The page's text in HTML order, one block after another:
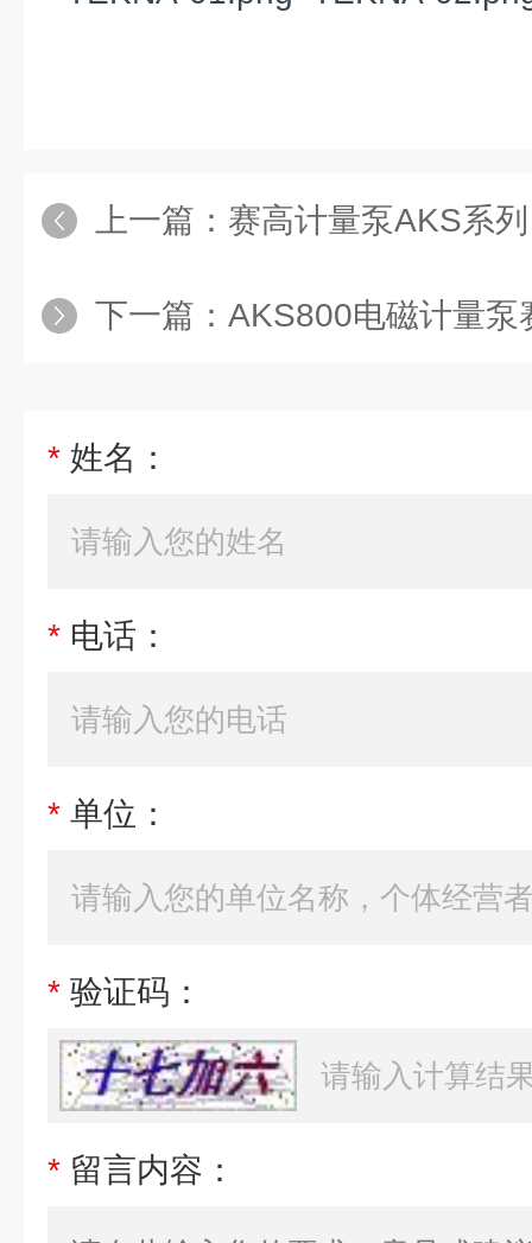
上一篇： 赛高计量泵AKS系列
下一篇： AKS800电磁计量泵
* 姓名：
* 电话：
* 单位：
* 验证码：
* 留言内容：